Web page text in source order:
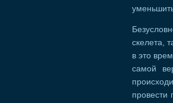
скелета,
в это
самой
провести